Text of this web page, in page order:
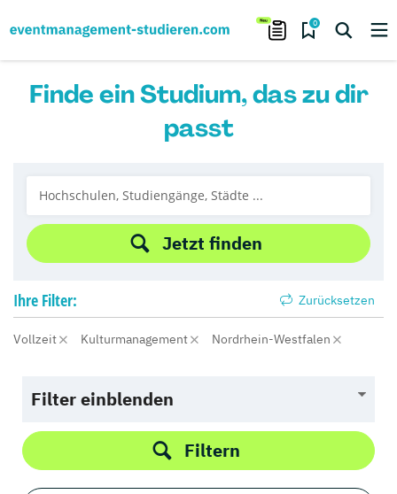
0
Finde ein Studium, das zu dir
passt
Jetzt finden
Ihre Filter: Zurücksetzen
Vollzeit Kulturmanagement Nordrhein-Westfalen
Filter einblenden
Filtern